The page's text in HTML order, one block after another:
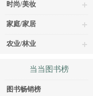
时尚/美妆
家庭/家居
农业/林业
当当图书榜
图书畅销榜